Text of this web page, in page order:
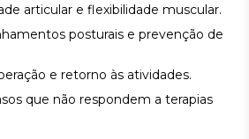
articular e flexibilidade muscular.
e retorno às atividades.